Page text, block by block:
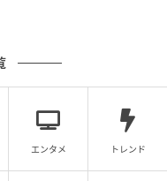
ォントを使い、とろ
エンタメ トレンド